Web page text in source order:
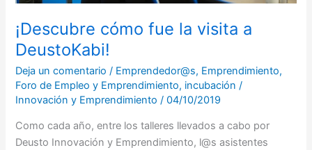
¡Descubre cómo fue la visita a
DeustoKabi!
Deja un comentario / Emprendedor@s, Emprendimiento,
Foro de Empleo y Emprendimiento, incubación /
Innovación y Emprendimiento/04/10/2019
Como cada año, entre los talleres llevados a cabo por
Deusto Innovación y Emprendimiento, l@s asistentes